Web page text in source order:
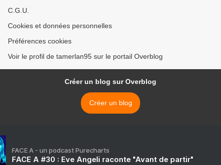
C.G.U.
Cookies et données personnelles
Préférences cookies
Voir le profil de tamerlan95 sur le portail Overblog
Créer un blog sur Overblog
Créer un blog
FACE A - un podcast Purecharts
FACE A #30 : Eve Angeli raconte "Avant de partir"